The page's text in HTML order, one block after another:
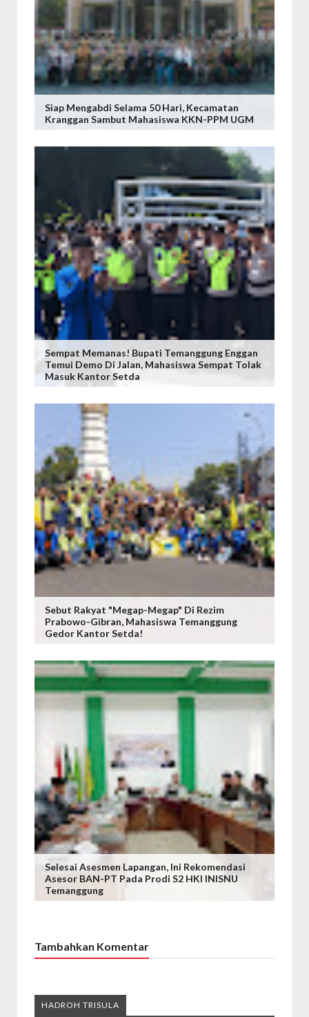
Siap Mengabdi Selama 50 Hari, Kecamatan
Kranggan Sambut Mahasiswa KKN-PPM UGM
Sempat Memanas! Bupati Temanggung Enggan
Temui Demo Di Jalan, Mahasiswa Sempat Tolak
Masuk Kantor Setda
Sebut Rakyat "Megap-Megap" Di Rezim
Prabowo-Gibran, Mahasiswa Temanggung
Gedor Kantor Setda!
Selesai Asesmen Lapangan, Ini Rekomendasi
Asesor BAN-PT Pada Prodi S2 HKI INISNU
Temanggung
Tambahkan Komentar
HADROH TRISULA